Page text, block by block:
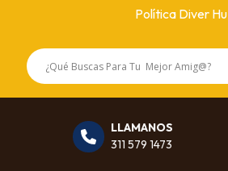
Política Diver Hu
LLAMANOS
311 579 1473